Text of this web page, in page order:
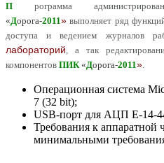
П рограмма
«Дорога-2011» выполняет ряд
доступа и ведением журналов
лабораторий, а так
компонентов ПИК«Дорога-2011».
Операционная система
7 (32 bit);
USB-порт для АЦП E-14-
Требования к
минимальными